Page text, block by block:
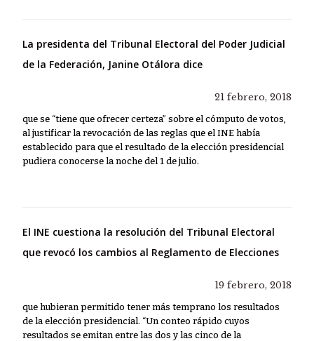
La presidenta del Tribunal Electoral del Poder Judicial
de la Federación, Janine Otálora dice
21 febrero, 2018
que se “tiene que ofrecer certeza” sobre el cómputo de votos,
al justificar la revocación de las reglas que el INE había
establecido para que el resultado de la elección presidencial
pudiera conocerse la noche del 1 de julio.
El INE cuestiona la resolución del Tribunal Electoral
que revocó los cambios al Reglamento de Elecciones
19 febrero, 2018
que hubieran permitido tener más temprano los resultados
de la elección presidencial. “Un conteo rápido cuyos
resultados se emitan entre las dos y las cinco de la